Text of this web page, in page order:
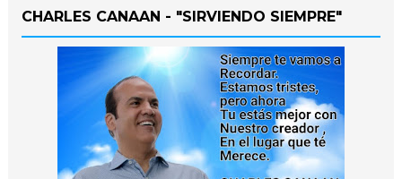
CHARLES CANAAN - "SIRVIENDO SIEMPRE"